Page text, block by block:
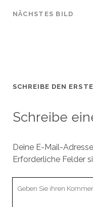
NÄCHSTES BILD
SCHREIBE DEN
Schreibe
Deine E-Mail-
Erforderliche Felder